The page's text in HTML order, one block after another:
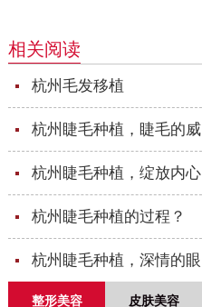
相关阅读
杭州毛发移植
杭州睫毛种植，睫毛的威
杭州睫毛种植，绽放内心
杭州睫毛种植的过程？
杭州睫毛种植，深情的眼
整形美容 皮肤美容